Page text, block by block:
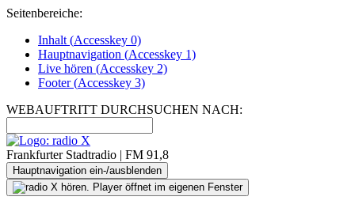
Seitenbereiche:
Inhalt (Accesskey 0)
Hauptnavigation (Accesskey 1)
Live hören (Accesskey 2)
Footer(Accesskey 3)
WEBAUFTRITT DURCHSUCHEN NACH:
Frankfurter Stadtradio | FM 91,8
Hauptnavigation ein-/ausblenden